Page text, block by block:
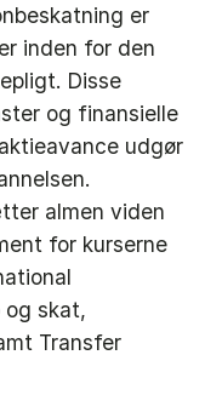
er
inden for den
Disse
og finansielle
udgør
almen viden
for kurserne
og skat,
Transfer